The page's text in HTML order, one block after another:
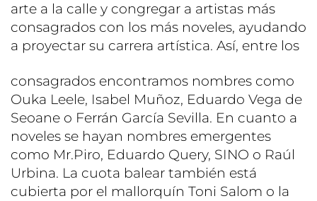
arte a la calle y congregar a artistas más
consagrados con los más noveles, ayudando
a proyectar su carrera artística. Así, entre los
consagrados encontramos nombres como
Ouka Leele, Isabel Muñoz, Eduardo Vega de
Seoane o Ferrán García Sevilla. En cuanto a
noveles se hayan nombres emergentes
como Mr.Piro, Eduardo Query, SINO o Raúl
Urbina. La cuota balear también está
cubierta por el mallorquín Toni Salom o la